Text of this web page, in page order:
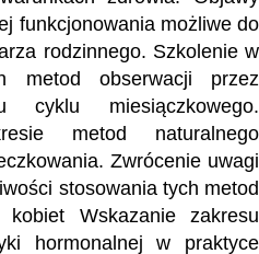
funkcjonowania możliwe do
rodzinnego. Szkolenie w
metod obserwacji przez
cyklu miesiączkowego.
metod naturalnego
Zwrócenie uwagi
stosowania tych metod
Wskazanie zakresu
hormonalnej w praktyce